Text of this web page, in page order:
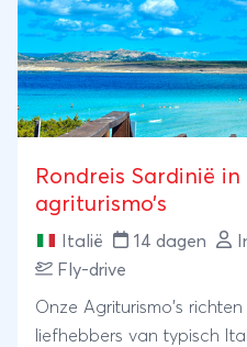
Rondreis Sardinië
agriturismo’s
Italië 14 dagen
Fly-drive
Onze Agriturismo's
liefhebbers van typisch